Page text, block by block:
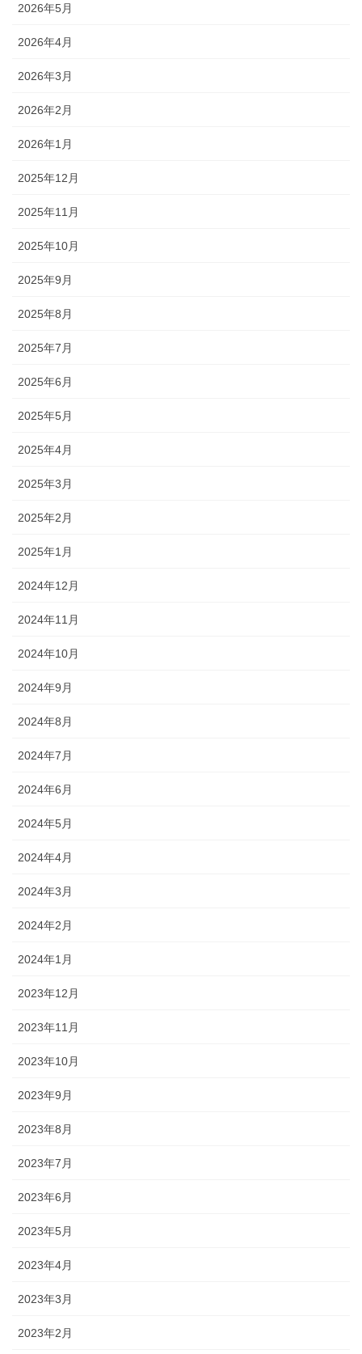
2026年5月
2026年4月
2026年3月
2026年2月
2026年1月
2025年12月
2025年11月
2025年10月
2025年9月
2025年8月
2025年7月
2025年6月
2025年5月
2025年4月
2025年3月
2025年2月
2025年1月
2024年12月
2024年11月
2024年10月
2024年9月
2024年8月
2024年7月
2024年6月
2024年5月
2024年4月
2024年3月
2024年2月
2024年1月
2023年12月
2023年11月
2023年10月
2023年9月
2023年8月
2023年7月
2023年6月
2023年5月
2023年4月
2023年3月
2023年2月